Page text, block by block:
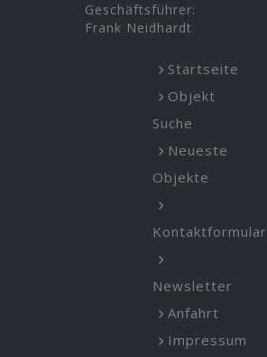
Geschäftsführer:
Frank Neidhardt
Startseite
Objekt
Suche
Neueste
Objekte
Kontaktformular
Newsletter
Anfahrt
Impressum